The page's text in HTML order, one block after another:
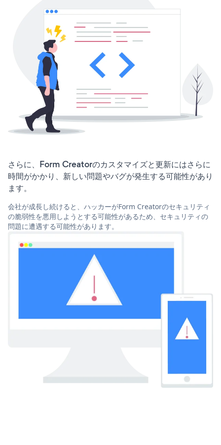
さらに、Form Creatorのカスタマイズと更新にはさらに
時間がかかり、新しい問題やバグが発生する可能性があり
ます。
会社が成長し続けると、ハッカーがForm Creatorのセキュリティ
の脆弱性を悪用しようとする可能性があるため、セキュリティの
問題に遭遇する可能性があります。